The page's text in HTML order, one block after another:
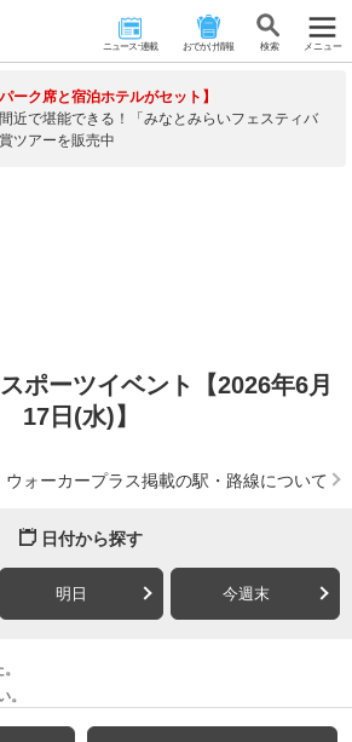
ニュース･連載 おでかけ情報 検 索 メニュー
パーク席と宿泊ホテルがセット】
近で堪能できる！「みなとみらいフェスティバ
ツアーを販売中
ポーツイベント【2026年6月
17日(水)】
ウォーカープラス掲載の駅・路線について
日付から探す
明日 今週末
。